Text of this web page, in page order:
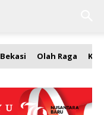
Bekasi Olah Raga